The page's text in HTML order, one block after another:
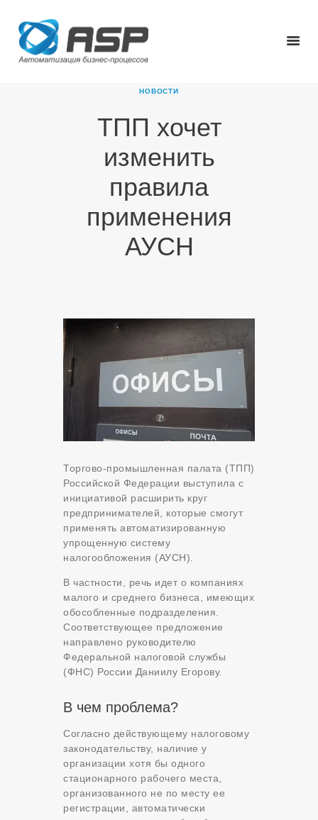
НОВОСТИ
ТПП хочет
изменить
правила
применения
АУСН
ГЛАВНАЯ
О КОМПАНИИ
НОВОСТИ
КАРЬЕРА
ПАРТНЕРЫ
КОНТАКТЫ
Торгово-промышленная палата (ТПП)
Российской Федерации выступила с
инициативой расширить круг
предпринимателей, которые смогут
применять автоматизированную
упрощенную систему
налогообложения (АУСН).
В частности, речь идет о компаниях
малого и среднего бизнеса, имеющих
обособленные подразделения.
Соответствующее предложение
направлено руководителю
Федеральной налоговой службы
(ФНС) России Даниилу Егорову.
В чем проблема?
Согласно действующему налоговому
законодательству, наличие у
организации хотя бы одного
стационарного рабочего места,
организованного не по месту ее
регистрации, автоматически